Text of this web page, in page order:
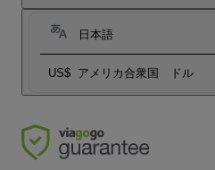
日本語
US$ アメリカ合衆国 ドル